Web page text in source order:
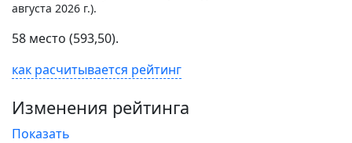
августа 2026 г.).
58 место (593,50).
как расчитывается рейтинг
Изменения рейтинга
Показать